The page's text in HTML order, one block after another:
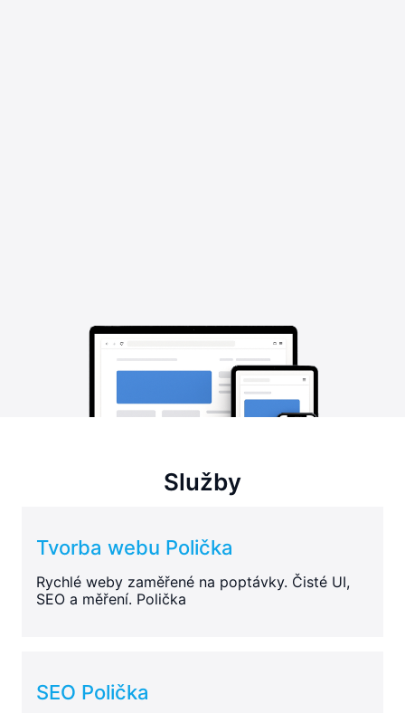
Služby
Tvorba webu Polička
Rychlé weby zaměřené na poptávky. Čisté UI,
SEO a měření. Polička
SEO Polička